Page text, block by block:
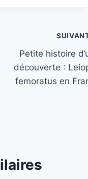
Petite histoire
découverte :
femoratus en